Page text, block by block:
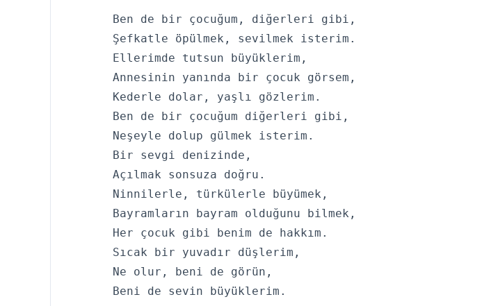
Ben de bir çocuğum, diğerleri gibi,
Şefkatle öpülmek, sevilmek isterim.
Ellerimde tutsun büyüklerim,
Annesinin yanında bir çocuk görsem,
Kederle dolar, yaşlı gözlerim.
Ben de bir çocuğum diğerleri gibi,
Neşeyle dolup gülmek isterim.
Bir sevgi denizinde,
Açılmak sonsuza doğru.
Ninnilerle, türkülerle büyümek,
Bayramların bayram olduğunu bilmek,
Her çocuk gibi benim de hakkım.
Sıcak bir yuvadır düşlerim,
Ne olur, beni de görün,
Beni de sevin büyüklerim.